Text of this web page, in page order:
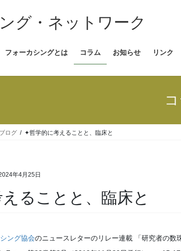
フォーカシングとは コラム お知らせ リンク
ログ ✦哲学的に考えることと、臨床と
年4月25日
えることと、臨床と
ング協会のニュースレターのリレー連載 「研究者の数